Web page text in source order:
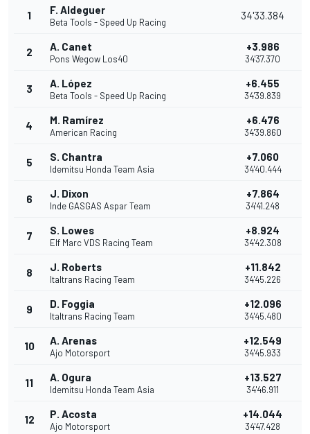
1 F. Aldeguer
Beta Tools - Speed Up Racing
34'33.384
2 A. Canet
Pons Wegow Los40
+3.986
34'37.370
3 A. López
Beta Tools - Speed Up Racing
+6.455
34'39.839
4 M. Ramírez
American Racing
+6.476
34'39.860
5 S. Chantra
Idemitsu Honda Team Asia
+7.060
34'40.444
6 J. Dixon
Inde GASGAS Aspar Team
+7.864
34'41.248
7 S. Lowes
Elf Marc VDS Racing Team
+8.924
34'42.308
8 J. Roberts
Italtrans Racing Team
+11.842
34'45.226
9 D. Foggia
Italtrans Racing Team
+12.096
34'45.480
10 A. Arenas
Ajo Motorsport
+12.549
34'45.933
11 A. Ogura
Idemitsu Honda Team Asia
+13.527
34'46.911
12 P. Acosta
Ajo Motorsport
+14.044
34'47.428